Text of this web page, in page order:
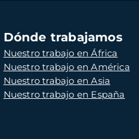
Dónde trabajamos
Nuestro trabajo en África
Nuestro trabajo en América
Nuestro trabajo en Asia
Nuestro trabajo en España